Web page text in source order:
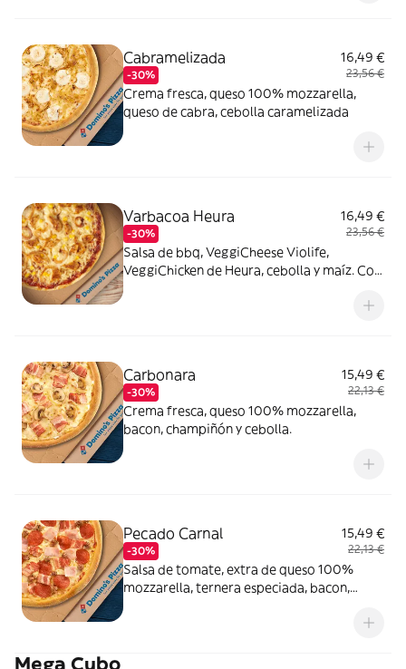
Cabramelizada
-30%
16,49 €
23,56 €
Crema fresca, queso 100% mozzarella,
queso de cabra, cebolla caramelizada
Varbacoa Heura
-30%
16,49 €
23,56 €
Salsa de bbq, VeggiCheese Violife,
VeggiChicken de Heura, cebolla y maíz. Con
Carbonara
-30%
15,49 €
22,13 €
Crema fresca, queso 100% mozzarella,
bacon, champiñón y cebolla.
Pecado Carnal
-30%
15,49 €
22,13 €
Salsa de tomate, extra de queso 100%
mozzarella, ternera especiada, bacon,
Mega Cubo